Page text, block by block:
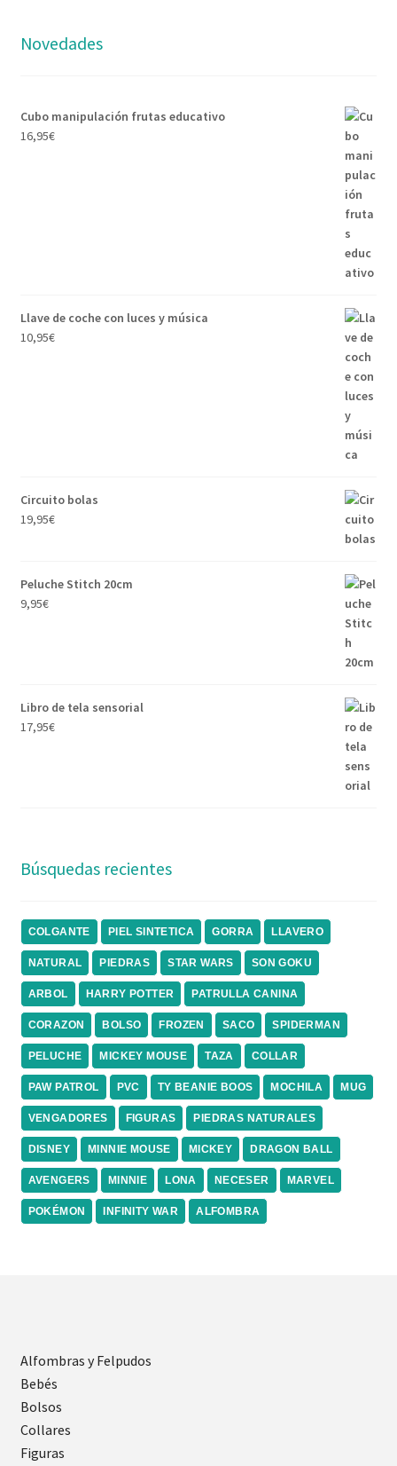
Novedades
Cubo manipulación frutas educativo
16,95€
Llave de coche con luces y música
10,95€
Circuito bolas
19,95€
Peluche Stitch 20cm
9,95€
Libro de tela sensorial
17,95€
Búsquedas recientes
COLGANTE PIEL SINTETICA GORRA LLAVERO
NATURAL PIEDRAS STAR WARS SON GOKU
ARBOL HARRY POTTER PATRULLA CANINA
CORAZON BOLSO FROZEN SACO SPIDERMAN
PELUCHE MICKEY MOUSE TAZA COLLAR
PAW PATROL PVC TY BEANIE BOOS MOCHILA MUG
VENGADORES FIGURAS PIEDRAS NATURALES
DISNEY MINNIE MOUSE MICKEY DRAGON BALL
AVENGERS MINNIE LONA NECESER MARVEL
POKÉMON INFINITY WAR ALFOMBRA
Alfombras y Felpudos
Bebés
Bolsos
Collares
Figuras